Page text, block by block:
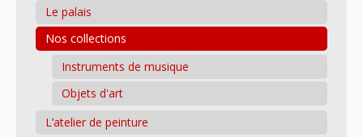
Le palais
Nos collections
Instruments de musique
Objets d'art
L’atelier de peinture